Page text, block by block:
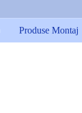
Produse Montaj